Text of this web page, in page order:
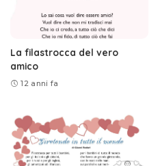
La filastrocca del vero
amico
12 anni fa